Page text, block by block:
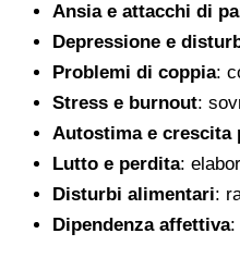
Ansia e attacchi di
Depressione e
Problemi di coppia:
Stress e burnout:
Autostima e crescita
Lutto e perdita:
Disturbi alimentari:
Dipendenza affettiva: